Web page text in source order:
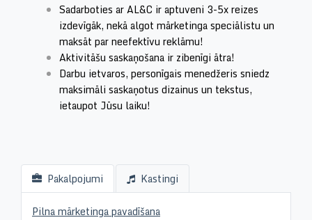
Sadarboties ar AL&C ir aptuveni 3-5x reizes
izdevīgāk, nekā algot mārketinga speciālistu un
maksāt par neefektīvu reklāmu!
Aktivitāšu saskaņošana ir zibenīgi ātra!
Darbu ietvaros, personīgais menedžeris sniedz
maksimāli saskaņotus dizainus un tekstus,
ietaupot Jūsu laiku!
Pakalpojumi Kastingi
Pilna mārketinga pavadīšana